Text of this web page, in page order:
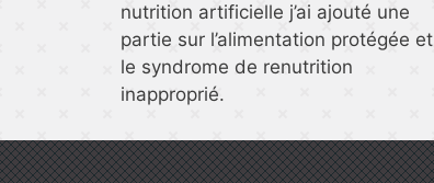
nutrition artificielle j’ai ajouté une
partie sur l’alimentation protégée et
le syndrome de renutrition
inapproprié.